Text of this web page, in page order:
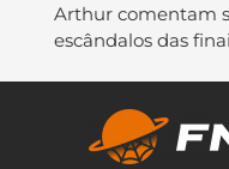
Arthur comentam
escândalos das